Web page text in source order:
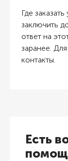
Где
заключить
ответ на
заранее.
контакты.
Есть